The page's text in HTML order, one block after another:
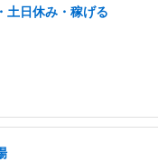
土日休み・稼げる